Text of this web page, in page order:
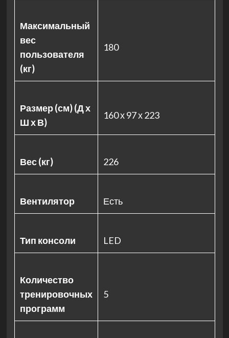
Максимальный
вес
пользователя
(кг)
180
Размер (см) (Д х
Ш х В)
160 х 97 х 223
Вес (кг) 226
Вентилятор Есть
Тип консоли LED
Количество
тренировочных
программ
5